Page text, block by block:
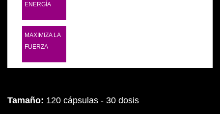
ENERGÍA
MAXIMIZA LA
FUERZA
Tamaño: 120 cápsulas - 30 dosis